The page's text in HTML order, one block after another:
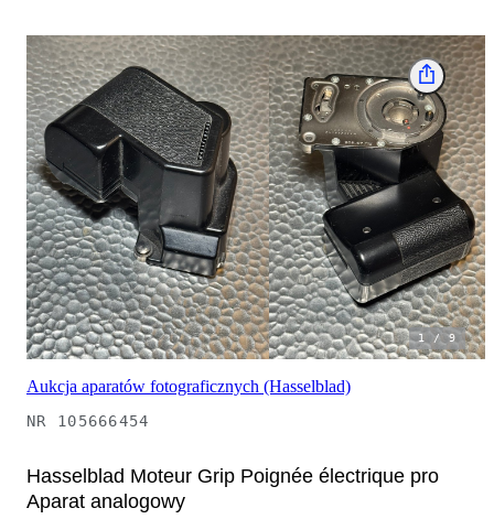
1 /9
Aukcja aparatów fotograficznych (Hasselblad)
NR 105666454
Hasselblad Moteur Grip Poignée électrique pro
Aparat analogowy